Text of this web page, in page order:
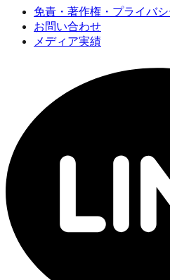
免責・著作権・プライバ
お問い合わせ
メディア実績